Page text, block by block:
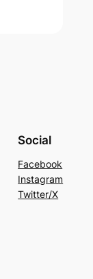
Social
Facebook
Instagram
Twitter/X